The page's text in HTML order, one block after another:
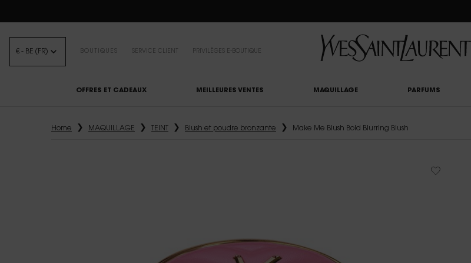
€ - BE (FR) BOUTIQUES SERVICE CLIENT PRIVILÈGES E-BOUTIQUE
OFFRES ET CADEAUX MEILLEURES VENTES MAQUILLAGE PARFUMS
Home MAQUILLAGE TEINT Blush et poudre bronzante Make Me Blush Bold Blurring Blush